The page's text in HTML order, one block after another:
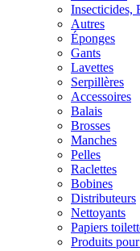
Insecticides,
Autres
Éponges
Gants
Lavettes
Serpillères
Accessoires
Balais
Brosses
Manches
Pelles
Raclettes
Bobines
Distributeurs
Nettoyants
Papiers
Produits